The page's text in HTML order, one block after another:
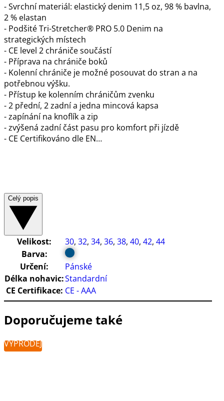
- Svrchní materiál: elastický denim 11,5 oz, 98 % bavlna,
2 % elastan
- Podšité Tri-Stretcher® PRO 5.0 Denim na
strategických místech
- CE level 2 chrániče součástí
- Příprava na chrániče boků
- Kolenní chrániče je možné posouvat do stran a na
potřebnou výšku.
- Přístup ke kolenním chráničům zvenku
- 2 přední, 2 zadní a jedna mincová kapsa
- zapínání na knoflík a zip
- zvýšená zadní část pasu pro komfort při jízdě
- CE Certifikováno dle EN…
Celý popis
Velikost: 30, 32, 34, 36, 38, 40, 42, 44
Barva:
Určení:
Pánské
Délka nohavic:Standardní
CE Certifikace: CE - AAA
Doporučujeme také
VÝPRODEJ